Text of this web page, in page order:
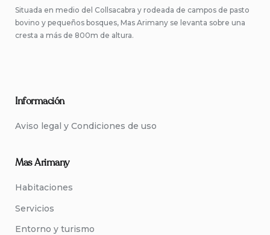
Situada en medio del Collsacabra y rodeada de campos de pasto
bovino y pequeños bosques, Mas Arimany se levanta sobre una
cresta a más de 800m de altura.
Información
Aviso legal y Condiciones de uso
Mas Arimany
Habitaciones
Servicios
Entorno y turismo